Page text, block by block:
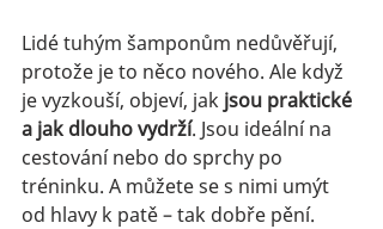
Lidé tuhým šamponům nedůvěřují,
protože je to něco nového. Ale když
je vyzkouší, objeví, jak jsou praktické
a jak dlouho vydrží. Jsou ideální na
cestování nebo do sprchy po
tréninku. A můžete se s nimi umýt
od hlavy k patě – tak dobře pění.